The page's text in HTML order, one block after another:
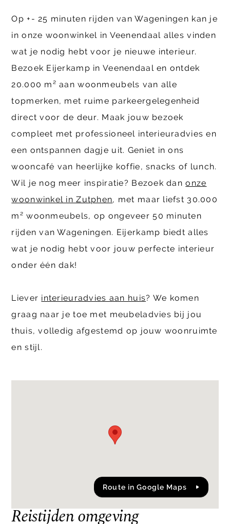
Op +- 25 minuten rijden van Wageningen kan je
in onze woonwinkel in Veenendaal alles vinden
wat je nodig hebt voor je nieuwe interieur.
Bezoek Eijerkamp in Veenendaal en ontdek
20.000 m² aan woonmeubels van alle
topmerken, met ruime parkeergelegenheid
direct voor de deur. Maak jouw bezoek
compleet met professioneel interieuradvies en
een ontspannen dagje uit. Geniet in ons
wooncafé van heerlijke koffie, snacks of lunch.
Wil je nog meer inspiratie? Bezoek danonze
woonwinkel in Zutphen, met maar liefst 30.000
m² woonmeubels, op ongeveer 50 minuten
rijden van Wageningen. Eijerkamp biedt alles
wat je nodig hebt voor jouw perfecte interieur
onder één dak!
Liever interieuradvies aan huis? We komen
graag naar je toe met meubeladvies bij jou
thuis, volledig afgestemd op jouw woonruimte
en stijl.
Route in Google Maps
Reistijden omgeving